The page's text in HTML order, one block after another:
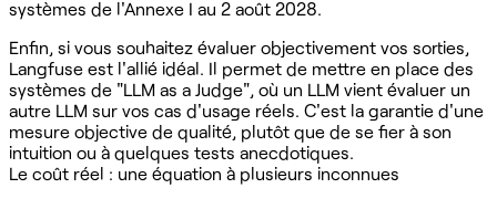
systèmes de l'Annexe I au 2 août 2028.
Enfin, si vous souhaitez évaluer objectivement vos sorties,
Langfuse est l'allié idéal. Il permet de mettre en place des
systèmes de "LLM as a Judge", où un LLM vient évaluer un
autre LLM sur vos cas d'usage réels. C'est la garantie d'une
mesure objective de qualité, plutôt que de se fier à son
intuition ou à quelques tests anecdotiques.
Le coût réel : une équation à plusieurs inconnues